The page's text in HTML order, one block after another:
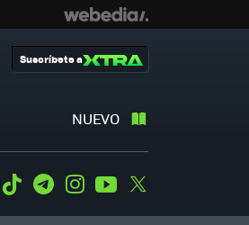
NUEVO
Suscríbete a
WhatsApp
Tiktok TelegramInstagramYoutube